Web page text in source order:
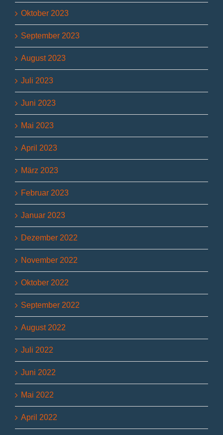
Oktober 2023
September 2023
August 2023
Juli 2023
Juni 2023
Mai 2023
April 2023
März 2023
Februar 2023
Januar 2023
Dezember 2022
November 2022
Oktober 2022
September 2022
August 2022
Juli 2022
Juni 2022
Mai 2022
April 2022